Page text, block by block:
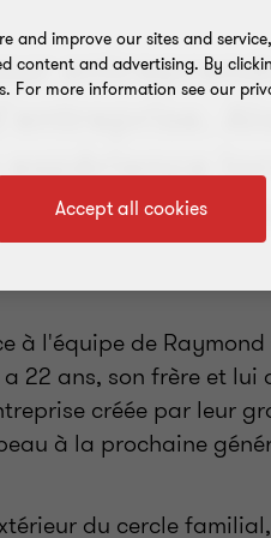
Benoit
à l'équipe de
22 ans, son frère et lui
créée par leur
à la prochaine
du cercle
and improve our sites and
content and advertising. By
For more information see our
Accept all cookies